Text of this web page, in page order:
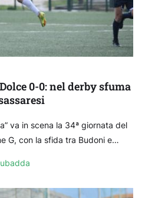
0-0: nel derby sfuma
va in scena la 34ª giornata del
G, con la sfida tra Budoni e